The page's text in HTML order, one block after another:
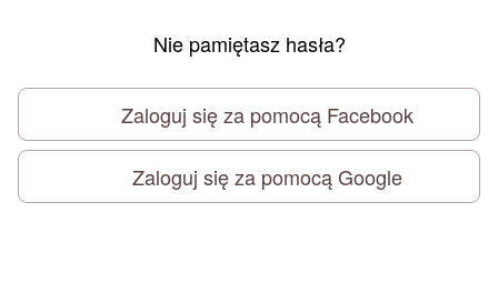
Nie pamiętasz hasła?
Zaloguj się za pomocą Facebook
Zaloguj się za pomocą Google